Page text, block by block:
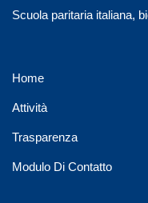
Scuola paritaria italiana,
Home
Attività
Trasparenza
Modulo Di Contatto